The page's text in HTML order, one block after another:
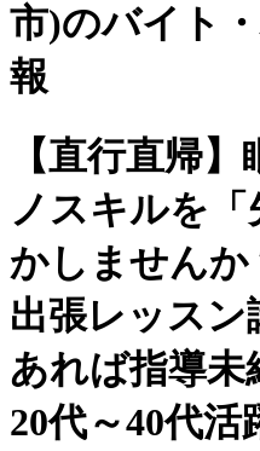
市)のバイト
報
【直行直帰
ノスキルを
かしませんか
出張レッスン
あれば指導未
20代～40代